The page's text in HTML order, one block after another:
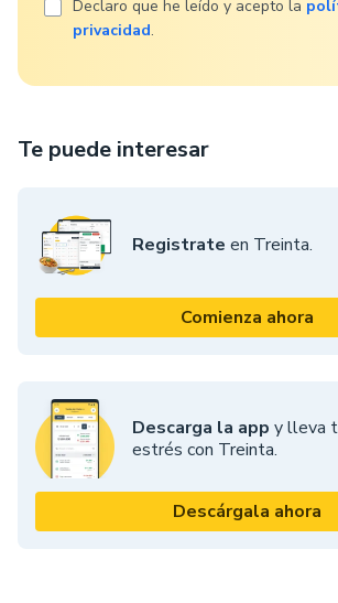
Te puede interesar
Registrate en Treinta.
Comienza ahora
Descarga la app y lleva
estrés con Treinta.
Descárgala ahora
Declaro que he leído y acepto la
privacidad.